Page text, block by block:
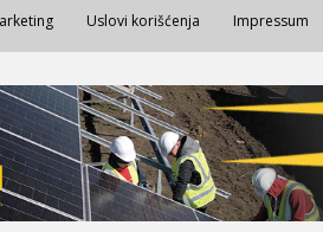
Uslovi korišćenja Impressum